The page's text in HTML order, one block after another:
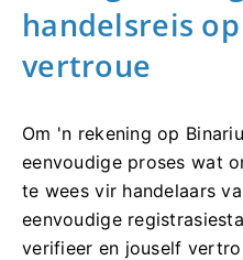
handelsreis
vertroue
Om 'n rekening op
eenvoudige proses wat
te wees vir handelaars
eenvoudige
verifieer en jouself